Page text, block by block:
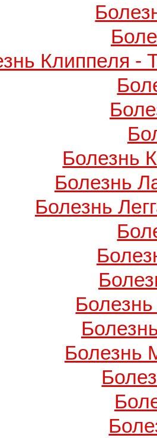
Клиппеля -
Болезнь
Болезнь
Болезнь
Болезнь